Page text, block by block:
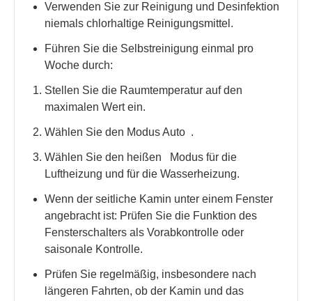
Verwenden Sie zur Reinigung und Desinfektion
niemals chlorhaltige Reinigungsmittel.
Führen Sie die Selbstreinigung einmal pro
Woche durch:
Stellen Sie die Raumtemperatur auf den
maximalen Wert ein.
Wählen Sie den Modus Auto .
Wählen Sie den heißen
Modus für die
Luftheizung und für die Wasserheizung.
Wenn der seitliche Kamin unter einem Fenster
angebracht ist: Prüfen Sie die Funktion des
Fensterschalters als Vorabkontrolle oder
saisonale Kontrolle.
Prüfen Sie regelmäßig, insbesondere nach
längeren Fahrten, ob der Kamin und das